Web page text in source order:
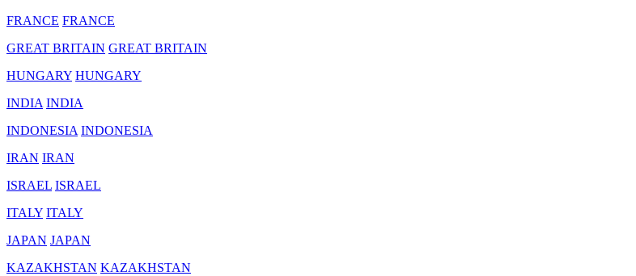
FRANCE FRANCE
GREAT BRITAIN GREAT BRITAIN
HUNGARY HUNGARY
INDIA INDIA
INDONESIA INDONESIA
IRAN IRAN
ISRAEL ISRAEL
ITALY ITALY
JAPAN JAPAN
KAZAKHSTAN KAZAKHSTAN